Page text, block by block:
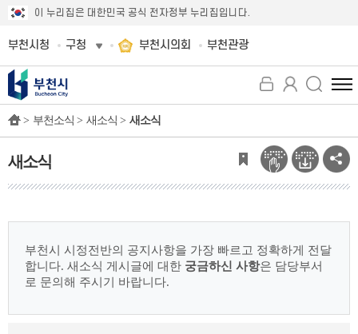
이 누리집은 대한민국 공식 전자정부 누리집입니다.
부천시청 구청 부천시의회 부천관광
전
체
뉴
보
기
> 부천소식 > 새소식 > 새소식
새소식
부천시 시정전반의 공지사항을 가장 빠르고 정확하게 전달
합니다. 새소식 게시글에 대한 궁금하신 사항은 담당부서
로 문의해 주시기 바랍니다.